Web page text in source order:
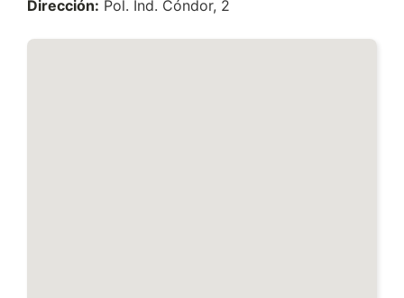
Dirección: Pol. Ind. Cóndor, 2